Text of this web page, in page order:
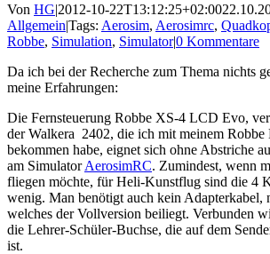
Von HG|2012-10-22T13:12:25+02:00
Allgemein|Tags: Aerosim, Aerosimrc,
Robbe, Simulation, Simulator|0 Kommentare
Da ich bei der Recherche zum Thema nichts
meine Erfahrungen:
Die Fernsteuerung Robbe XS-4 LCD Evo,
der Walkera 2402, die ich mit meinem Robbe
bekommen habe, eignet sich ohne Abstriche
am SimulatorAerosimRC. Zumindest, wenn
fliegen möchte, für Heli-Kunstflug sind die 4
wenig. Man benötigt auch kein Adapterkabel,
welches der Vollversion beiliegt. Verbunden
die Lehrer-Schüler-Buchse, die auf dem
ist.